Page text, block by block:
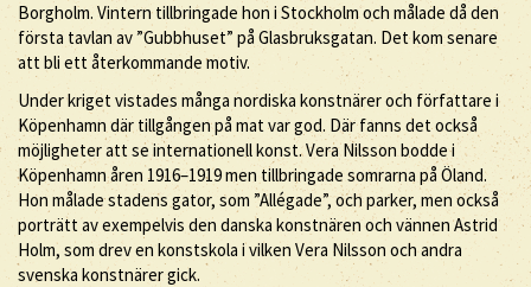
Borgholm. Vintern tillbringade hon i Stockholm och målade då den
första tavlan av ”Gubbhuset” på Glasbruksgatan. Det kom senare
att bli ett återkommande motiv.
Under kriget vistades många nordiska konstnärer och författare i
Köpenhamn där tillgången på mat var god. Där fanns det också
möjligheter att se internationell konst. Vera Nilsson bodde i
Köpenhamn åren 1916–1919 men tillbringade somrarna på Öland.
Hon målade stadens gator, som ”Allégade”, och parker, men också
porträtt av exempelvis den danska konstnären och vännen Astrid
Holm, som drev en konstskola i vilken Vera Nilsson och andra
svenska konstnärer gick.